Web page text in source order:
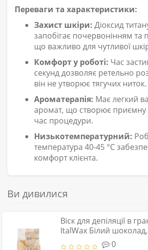
Переваги та характеристики:
Захист шкіри: Діоксид
запобігає почервонінням та
що важливо для чутливої
Комфорт у роботі: Час
секунд дозволяє ретельно
він не утворює тягучих ниток.
Ароматерапія: Має легкий
аромат, що створює приємну
час процедури.
Низькотемпературний:
температура 40-45 °C
комфорт клієнта.
Ви дивилися
Віск для депіляції в
ItalWax Білий
віск 1 кг (ІталВакс)
0